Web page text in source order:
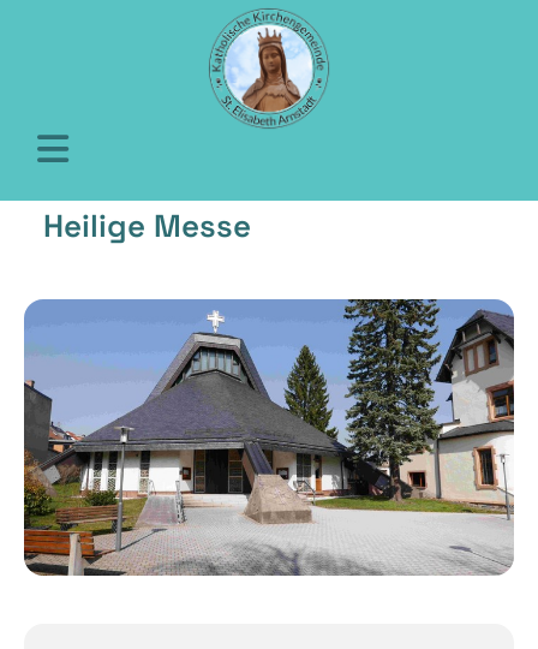
Heilige Messe